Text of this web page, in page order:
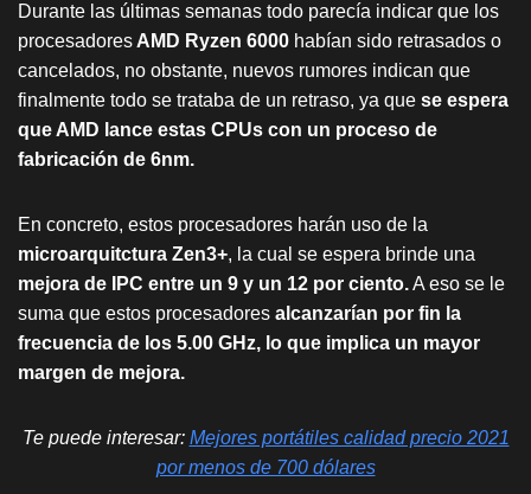
Durante las últimas semanas todo parecía indicar que los
procesadores AMD Ryzen 6000 habían sido retrasados o
cancelados, no obstante, nuevos rumores indican que
finalmente todo se trataba de un retraso, ya que se espera
que AMD lance estas CPUs con un proceso de
fabricación de 6nm.
En concreto, estos procesadores harán uso de la
microarquitctura Zen3+, la cual se espera brinde una
mejora de IPC entre un 9 y un 12 por ciento.A eso se le
suma que estos procesadores alcanzarían por fin la
frecuencia de los 5.00 GHz, lo que implica un mayor
margen de mejora.
Te puede interesar: Mejores portátiles calidad precio 2021
por menos de 700 dólares